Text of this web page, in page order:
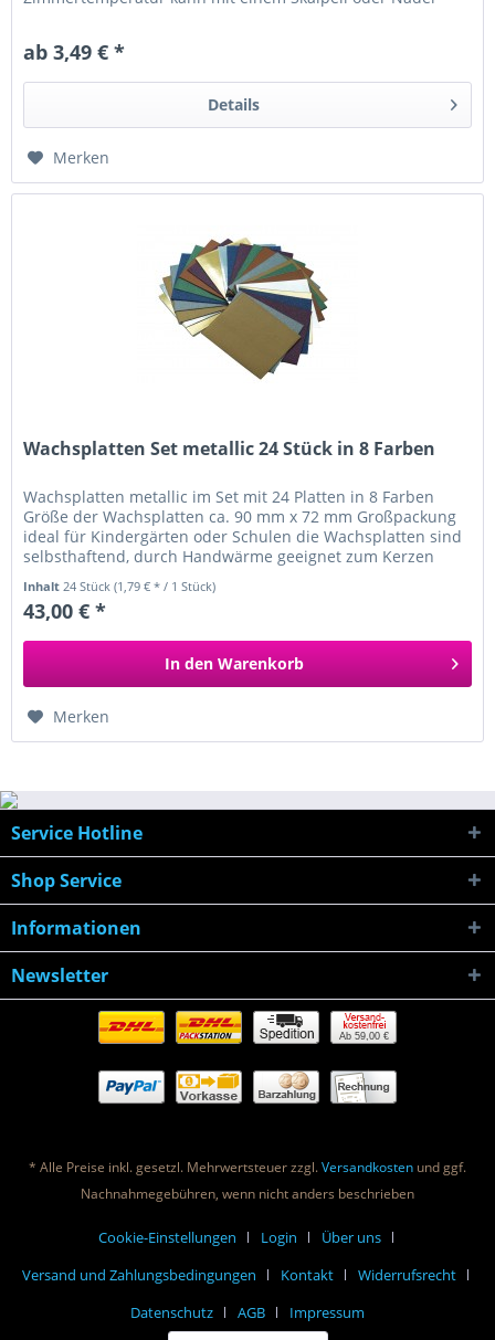
ab 3,49 € *
Details
Merken
Wachsplatten Set metallic 24 Stück in 8 Farben
Wachsplatten metallic im Set mit 24 Platten in 8 Farben
Größe der Wachsplatten ca. 90 mm x 72 mm Großpackung
ideal für Kindergärten oder Schulen die Wachsplatten sind
selbsthaftend, durch Handwärme geeignet zum Kerzen
Inhalt 24 Stück(1,79 € * / 1 Stück)
43,00 € *
In den Warenkorb
Merken
Service Hotline
Shop Service
Informationen
Newsletter
Ab 59,00 €
* Alle Preise inkl. gesetzl. Mehrwertsteuer zzgl.Versandkosten und ggf.
Nachnahmegebühren, wenn nicht anders beschrieben
Cookie-Einstellungen Login
Über uns
Versand und Zahlungsbedingungen
Kontakt
Widerrufsrecht
Datenschutz
AGB Impressum